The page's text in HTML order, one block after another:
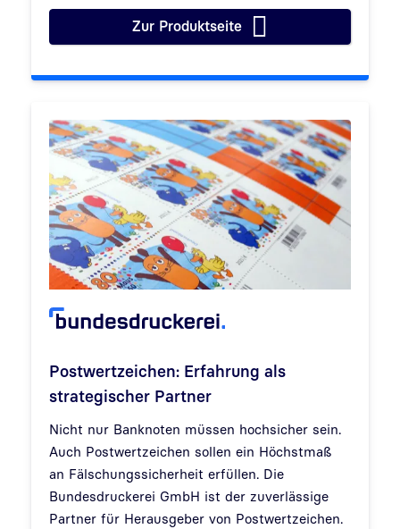
Zur ProduktseiteBanknotendruck: Tradition
Postwertzeichen: Erfahrung als
strategischer Partner
Nicht nur Banknoten müssen hochsicher sein.
Auch Postwertzeichen sollen ein Höchstmaß
an Fälschungssicherheit erfüllen. Die
Bundesdruckerei GmbH ist der zuverlässige
Partner für Herausgeber von Postwertzeichen.